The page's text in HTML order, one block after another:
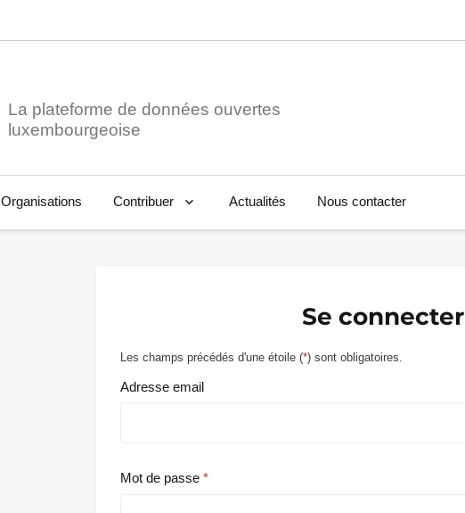
La plateforme de données ouvertes
Organisations Contribuer Actualités Nous contacter
Se connecter
Les champs précédés d'une étoile (*) sont obligatoires.
Adresse email
Mot de passe